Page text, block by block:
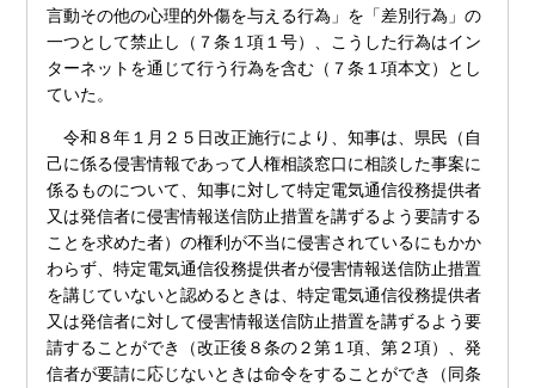
言動その他の心理的外傷を与える行為」を「差別行為」の
一つとして禁止し（７条１項１号）、こうした行為はイン
ターネットを通じて行う行為を含む（７条１項本文）とし
ていた。
令和８年１月２５日改正施行により、知事は、県民（自
己に係る侵害情報であって人権相談窓口に相談した事案に
係るものについて、知事に対して特定電気通信役務提供者
又は発信者に侵害情報送信防止措置を講ずるよう要請する
ことを求めた者）の権利が不当に侵害されているにもかか
わらず、特定電気通信役務提供者が侵害情報送信防止措置
を講じていないと認めるときは、特定電気通信役務提供者
又は発信者に対して侵害情報送信防止措置を講ずるよう要
請することができ（改正後８条の２第１項、第２項）、発
信者が要請に応じないときは命令をすることができ（同条